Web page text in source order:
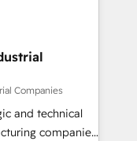
Alignment +
& Data
fix what others
headcount and
Companies
and technical
companies